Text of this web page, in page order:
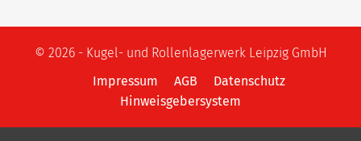
© 2026 - Kugel- und Rollenlagerwerk Leipzig GmbH
Impressum
AGB
Datenschutz
Hinweisgebersystem